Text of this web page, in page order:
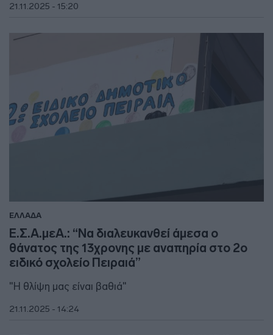
21.11.2025 - 15:20
ΕΛΛΑΔΑ
Ε.Σ.Α.μεΑ.: “Να διαλευκανθεί άμεσα ο
θάνατος της 13χρονης με αναπηρία στο 2ο
ειδικό σχολείο Πειραιά”
"Η θλίψη μας είναι βαθιά"
21.11.2025 - 14:24